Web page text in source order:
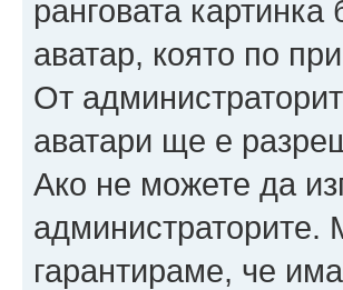
ранговата
аватар, която по
От
аватари ще е
Ако не можете да
администраторите.
гарантираме, че